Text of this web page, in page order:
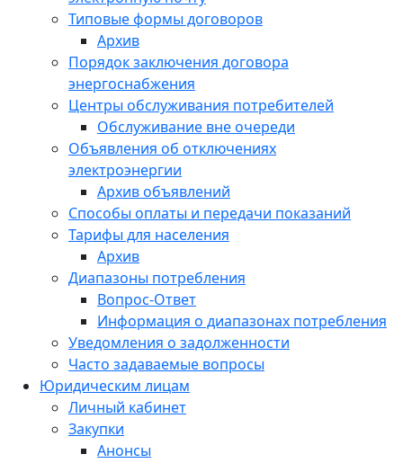
Типовые формы договоров
Архив
Порядок заключения договора
энергоснабжения
Центры обслуживания потребителей
Обслуживание вне очереди
Объявления об отключениях
электроэнергии
Архив объявлений
Способы оплаты и передачи показаний
Тарифы для населения
Архив
Диапазоны потребления
Вопрос-Ответ
Информация о диапазонах потребления
Уведомления о задолженности
Часто задаваемые вопросы
Юридическим лицам
Личный кабинет
Закупки
Анонсы